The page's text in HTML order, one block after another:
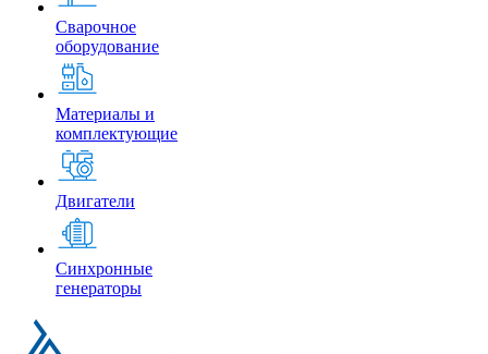
Сварочное
оборудование
Материалы и
комплектующие
Двигатели
Синхронные
генераторы